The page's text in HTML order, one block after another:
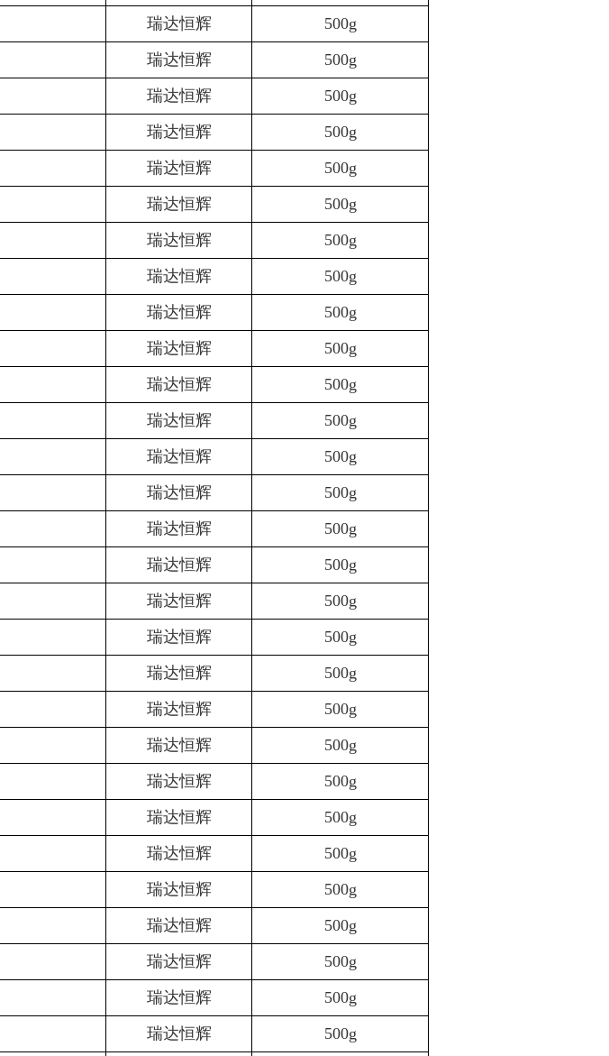
瑞达恒辉
500g
瑞达恒辉
500g
瑞达恒辉
500g
瑞达恒辉
500g
瑞达恒辉
500g
瑞达恒辉
500g
瑞达恒辉
500g
瑞达恒辉
500g
瑞达恒辉
500g
瑞达恒辉
500g
瑞达恒辉
500g
瑞达恒辉
500g
瑞达恒辉
500g
瑞达恒辉
500g
瑞达恒辉
500g
瑞达恒辉
500g
瑞达恒辉
500g
瑞达恒辉
500g
瑞达恒辉
500g
瑞达恒辉
500g
瑞达恒辉
500g
瑞达恒辉
500g
瑞达恒辉
500g
瑞达恒辉
500g
瑞达恒辉
500g
瑞达恒辉
500g
瑞达恒辉
500g
瑞达恒辉
500g
瑞达恒辉 500g